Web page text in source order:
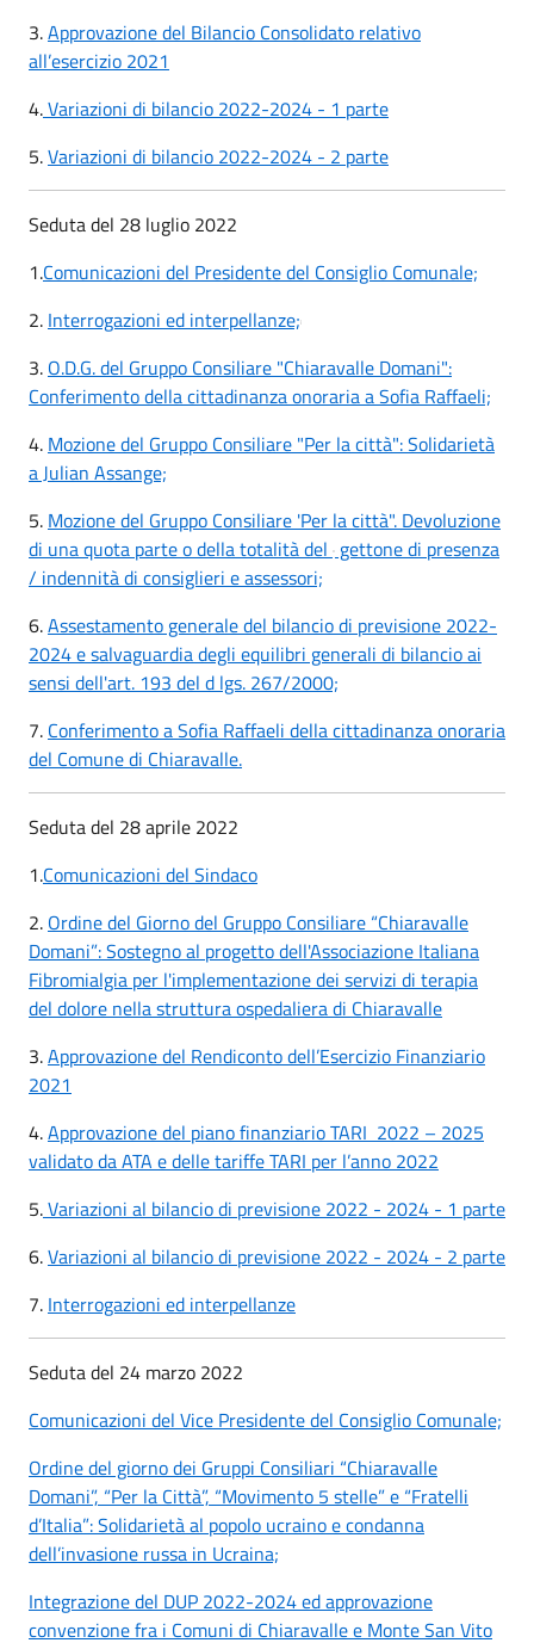
3.Approvazione del Bilancio Consolidato relativo
all’esercizio 2021
4.Variazioni di bilancio 2022-2024 - 1 parte
5.Variazioni di bilancio 2022-2024 - 2 parte
Seduta del 28 luglio 2022
1.Comunicazioni del Presidente del Consiglio Comunale;
2. Interrogazioni ed interpellanze;
3. O.D.G. del Gruppo Consiliare "Chiaravalle Domani":
Conferimento della cittadinanza onoraria a Sofia Raffaeli;
4. Mozione del Gruppo Consiliare "Per la città": Solidarietà
a Julian Assange;
5. Mozione del Gruppo Consiliare 'Per la città". Devoluzione
di una quota parte o della totalità del gettone di presenza
/ indennità di consiglieri e assessori;
6.Assestamento generale del bilancio di previsione 2022-
2024 e salvaguardia degli equilibri generali di bilancio ai
sensi dell'art. 193 del d lgs. 267/2000;
7. Conferimento a Sofia Raffaeli della cittadinanza onoraria
del Comune di Chiaravalle.
Seduta del 28 aprile 2022
1.Comunicazioni del Sindaco
2. Ordine del Giorno del Gruppo Consiliare “Chiaravalle
Domani”: Sostegno al progetto dell'Associazione Italiana
Fibromialgia per l'implementazione dei servizi di terapia
del dolore nella struttura ospedaliera di Chiaravalle
3.Approvazione del Rendiconto dell’Esercizio Finanziario
2021
4.Approvazione del piano finanziario TARI 2022 – 2025
validato da ATA e delle tariffe TARI per l’anno 2022
5.Variazioni al bilancio di previsione 2022 - 2024 - 1 parte
6.Variazioni al bilancio di previsione 2022 - 2024 - 2 parte
7. Interrogazioni ed interpellanze
Seduta del 24 marzo 2022
Comunicazioni del Vice Presidente del Consiglio Comunale;
Ordine del giorno dei Gruppi Consiliari “Chiaravalle
Domani”, “Per la Città”, “Movimento 5 stelle” e “Fratelli
d’Italia”: Solidarietà al popolo ucraino e condanna
dell’invasione russa in Ucraina;
Integrazione del DUP 2022-2024 ed approvazione
convenzione fra i Comuni di Chiaravalle e Monte San Vito